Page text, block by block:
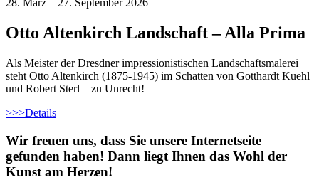
28. März – 27. September 2026
Otto Altenkirch Landschaft – Alla Prima
Als Meister der Dresdner impressionistischen Landschaftsmalerei
steht Otto Altenkirch (1875-1945) im Schatten von Gotthardt Kuehl
und Robert Sterl – zu Unrecht!
>>>Details
Wir freuen uns, dass Sie unsere Internetseite
gefunden haben! Dann liegt Ihnen das Wohl der
Kunst am Herzen!